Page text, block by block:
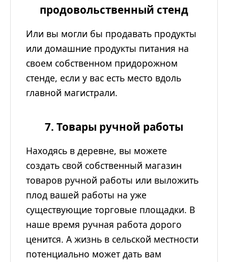
продовольственный стенд
Или вы могли бы продавать продукты
или домашние продукты питания на
своем собственном придорожном
стенде, если у вас есть место вдоль
главной магистрали.
7. Товары ручной работы
Находясь в деревне, вы можете
создать свой собственный магазин
товаров ручной работы или выложить
плод вашей работы на уже
существующие торговые площадки. В
наше время ручная работа дорого
ценится. А жизнь в сельской местности
потенциально может дать вам